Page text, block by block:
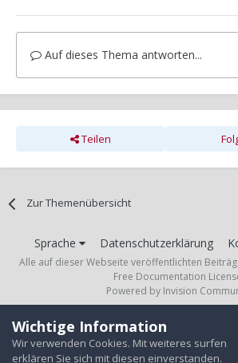
Auf dieses Thema antworten...
Teilen
Zur Themenübersicht
Sprache Datenschutzerklärung
Alle auf dieser Webseite veröffentlichten
Free Documentation
Powered by Invision
Wichtige Information
Wir verwenden Cookies. Mit weiteres surfen
erklären Sie sich mit diesen einverstanden.